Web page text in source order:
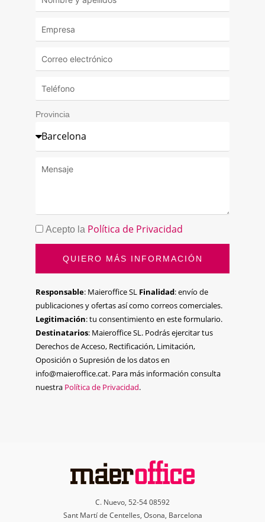
Provincia
Acepto la Política de Privacidad
QUIERO MÁS INFORMACIÓN
Responsable: Maieroffice SL Finalidad: envío de
publicaciones y ofertas así como correos comerciales.
Legitimación: tu consentimiento en este formulario.
Destinatarios: Maieroffice SL. Podrás ejercitar tus
Derechos de Acceso, Rectificación, Limitación,
Oposición o Supresión de los datos en
info@maieroffice.cat. Para más información consulta
nuestra Política de Privacidad.
C. Nuevo, 52-54 08592
Sant Martí de Centelles, Osona, Barcelona